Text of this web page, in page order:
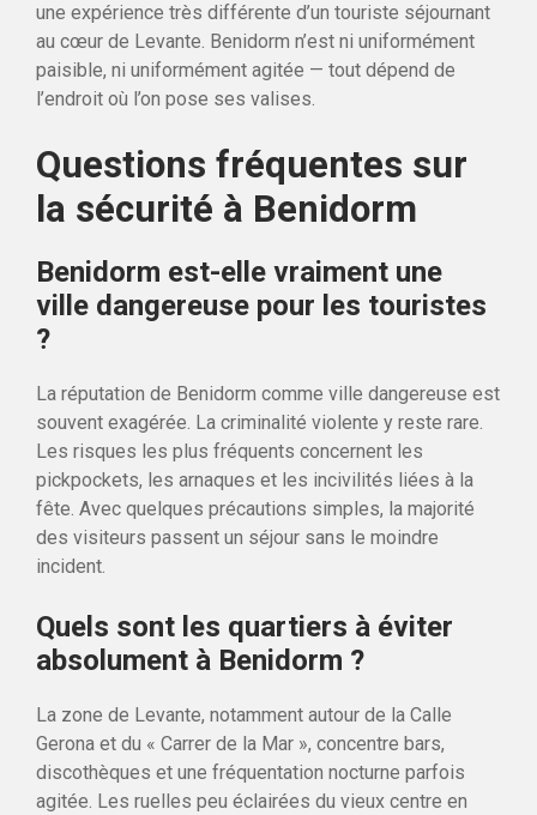
une expérience très différente d’un touriste séjournant
au cœur de Levante. Benidorm n’est ni uniformément
paisible, ni uniformément agitée — tout dépend de
l’endroit où l’on pose ses valises.
Questions fréquentes sur
la sécurité à Benidorm
Benidorm est-elle vraiment une
ville dangereuse pour les touristes
?
La réputation de Benidorm comme ville dangereuse est
souvent exagérée. La criminalité violente y reste rare.
Les risques les plus fréquents concernent les
pickpockets, les arnaques et les incivilités liées à la
fête. Avec quelques précautions simples, la majorité
des visiteurs passent un séjour sans le moindre
incident.
Quels sont les quartiers à éviter
absolument à Benidorm ?
La zone de Levante, notamment autour de la Calle
Gerona et du « Carrer de la Mar », concentre bars,
discothèques et une fréquentation nocturne parfois
agitée. Les ruelles peu éclairées du vieux centre en